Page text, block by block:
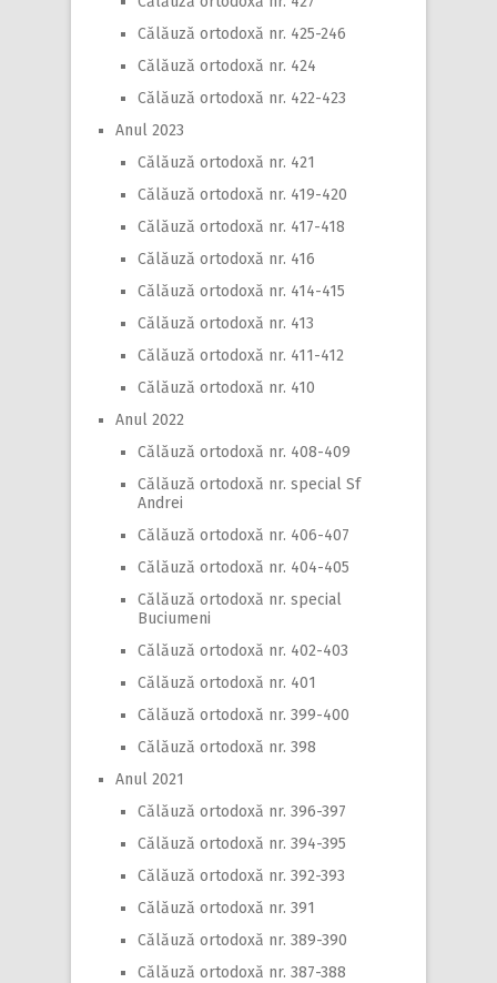
Călăuză ortodoxă nr. 425-246
Călăuză ortodoxă nr. 424
Călăuză ortodoxă nr. 422-423
Anul 2023
Călăuză ortodoxă nr. 421
Călăuză ortodoxă nr. 419-420
Călăuză ortodoxă nr. 417-418
Călăuză ortodoxă nr. 416
Călăuză ortodoxă nr. 414-415
Călăuză ortodoxă nr. 413
Călăuză ortodoxă nr. 411-412
Călăuză ortodoxă nr. 410
Anul 2022
Călăuză ortodoxă nr. 408-409
Călăuză ortodoxă nr. special Sf
Andrei
Călăuză ortodoxă nr. 406-407
Călăuză ortodoxă nr. 404-405
Călăuză ortodoxă nr. special
Buciumeni
Călăuză ortodoxă nr. 402-403
Călăuză ortodoxă nr. 401
Călăuză ortodoxă nr. 399-400
Călăuză ortodoxă nr. 398
Anul 2021
Călăuză ortodoxă nr. 396-397
Călăuză ortodoxă nr. 394-395
Călăuză ortodoxă nr. 392-393
Călăuză ortodoxă nr. 391
Călăuză ortodoxă nr. 389-390
Călăuză ortodoxă nr. 387-388